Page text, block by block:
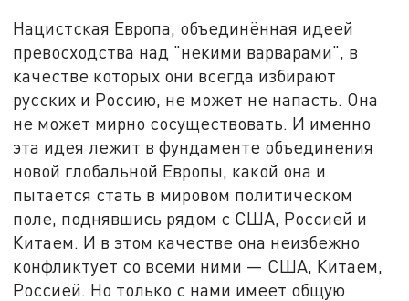
Нацистская Европа, объединённая идеей
превосходства над "некими варварами", в
качестве которых они всегда избирают
русских и Россию, не может не напасть. Она
не может мирно сосуществовать. И именно
эта идея лежит в фундаменте объединения
новой глобальной Европы, какой она и
пытается стать в мировом политическом
поле, поднявшись рядом с США, Россией и
Китаем. И в этом качестве она неизбежно
конфликтует со всеми ними — США, Китаем,
Россией. Но только с нами имеет общую